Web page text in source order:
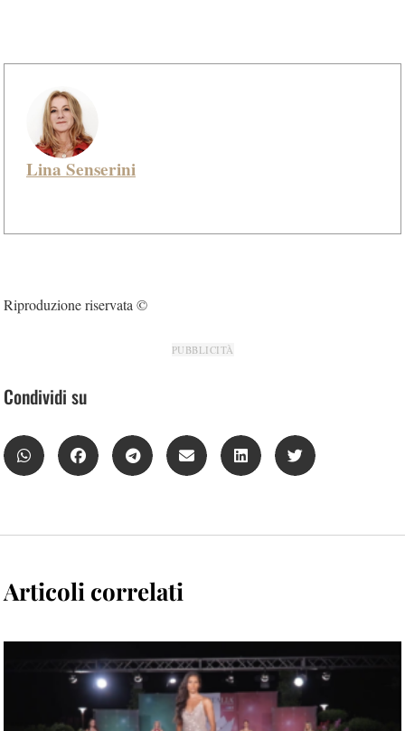
Lina Senserini
Riproduzione riservata ©
PUBBLICITÀ
Condividi su
Articoli correlati